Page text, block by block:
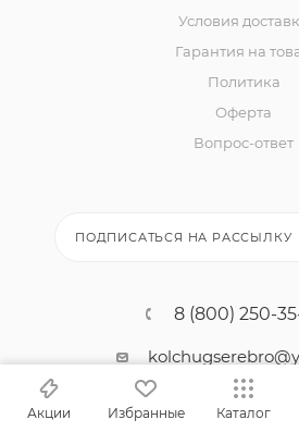
Условия
Гарантия на
Политика
Оферта
Вопрос-ответ
ПОДПИСАТЬСЯ НА РАССЫЛКУ
8 (800) 250-
г. Москва, проспект
(офис)
Акции Избранные Каталог